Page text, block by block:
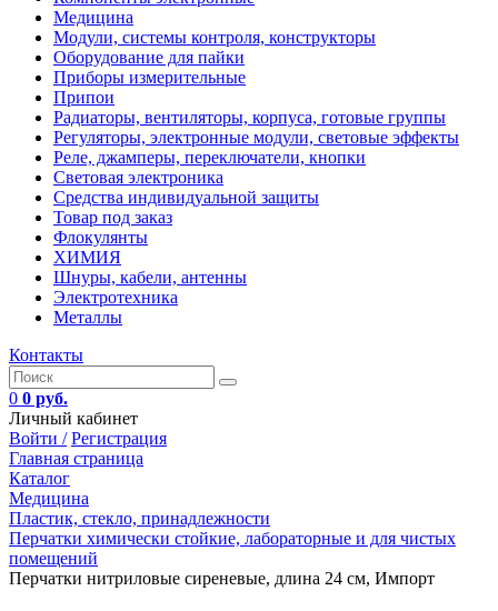
Медицина
Модули, системы контроля, конструкторы
Оборудование для пайки
Приборы измерительные
Припои
Радиаторы, вентиляторы, корпуса, готовые группы
Регуляторы, электронные модули, световые эффекты
Реле, джамперы, переключатели, кнопки
Световая электроника
Средства индивидуальной защиты
Товар под заказ
Флокулянты
ХИМИЯ
Шнуры, кабели, антенны
Электротехника
Металлы
Контакты
0 0 руб.
Личный кабинет
Войти / Регистрация
Главная страница
Каталог
Медицина
Пластик, стекло, принадлежности
Перчатки химически стойкие, лабораторные и для чистых
помещений
Перчатки нитриловые сиреневые, длина 24 см, Импорт